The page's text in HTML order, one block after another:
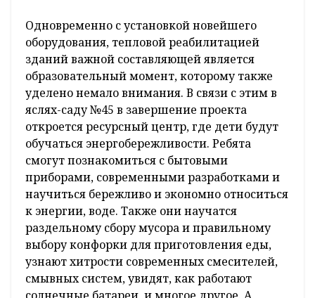
Одновременно с установкой новейшего
оборудования, тепловой реабилитацией
зданий важной составляющей является
образовательный момент, которому также
уделено немало внимания. В связи с этим в
яслях-саду №45 в завершение проекта
откроется ресурсный центр, где дети будут
обучаться энергобережливости. Ребята
смогут познакомиться с бытовыми
приборами, современными разработками и
научиться бережливо и экономно относиться
к энергии, воде. Также они научатся
раздельному сбору мусора и правильному
выбору конфорки для приготовления еды,
узнают хитрости современных смесителей,
смывных систем, увидят, как работают